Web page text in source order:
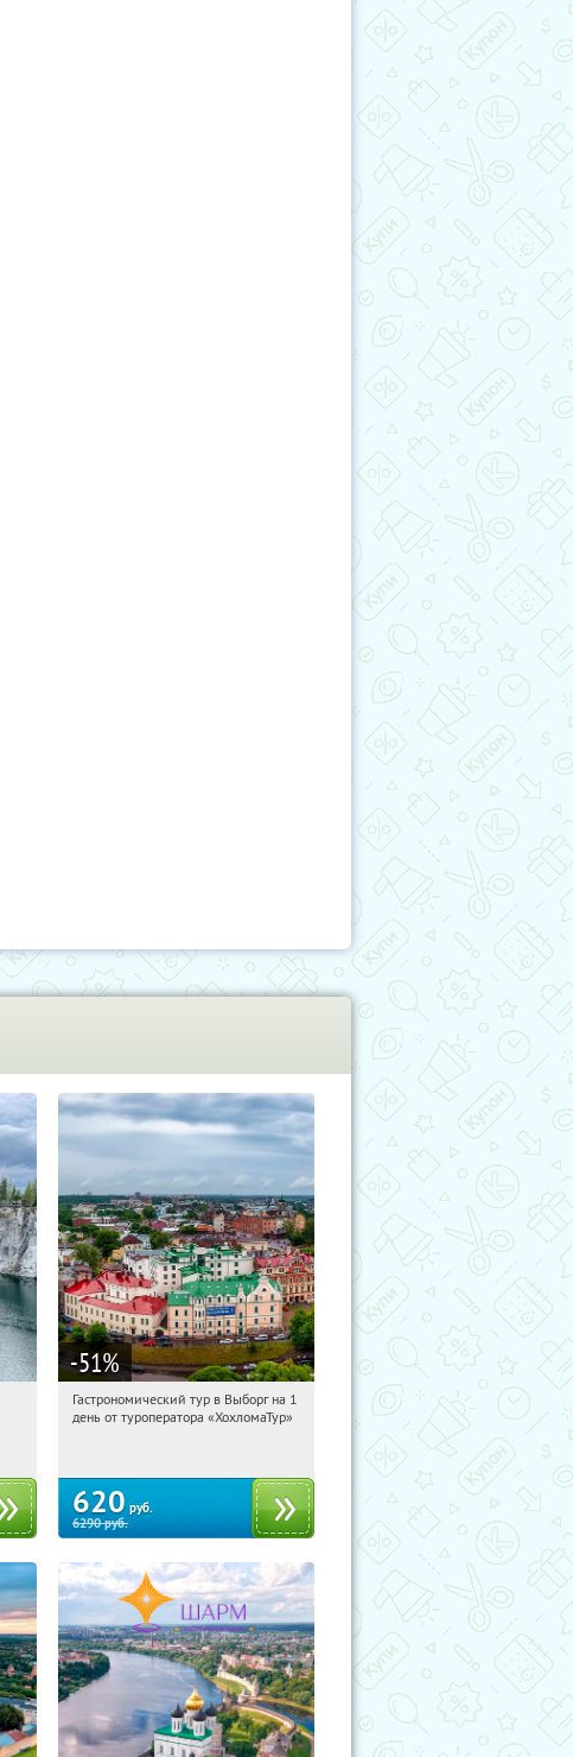
-51%
12:38:05 Купили:5
Гастрономический тур в Выборг на 1
день от туроператора «ХохломаТур»
620 руб.
6290руб.